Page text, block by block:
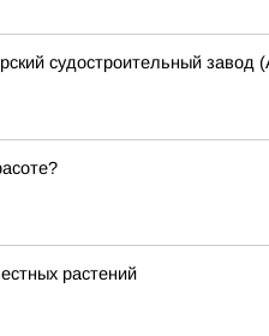
судостроительный
растений